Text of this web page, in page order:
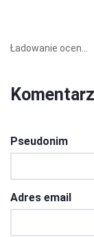
Ładowanie ocen...
Pseudonim
Adres email